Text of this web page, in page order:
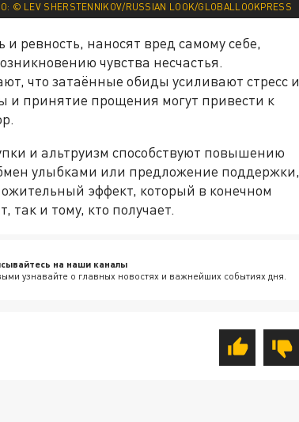
© LEV SHERSTENNIKOV/RUSSIAN LOOK/GLOBALLOOKPRESS
ревность, наносят вред самому себе,
чувства несчастья.
что затаённые обиды усиливают стресс и
и принятие прощения могут привести к
и альтруизм способствуют повышению
улыбками или предложение поддержки,
эффект, который в конечном
так и тому, кто получает.
на наши каналы
узнавайте о главных новостях и важнейших событиях дня.